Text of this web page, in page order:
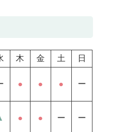
木 金 土 日
● ● ● ー
● ● ー ー